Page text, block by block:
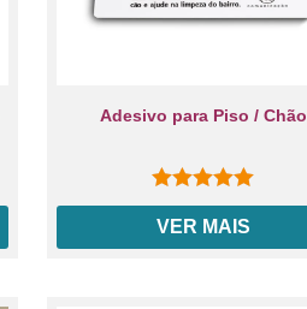
Adesivo para Piso / Chão
0out of 5
VER MAIS